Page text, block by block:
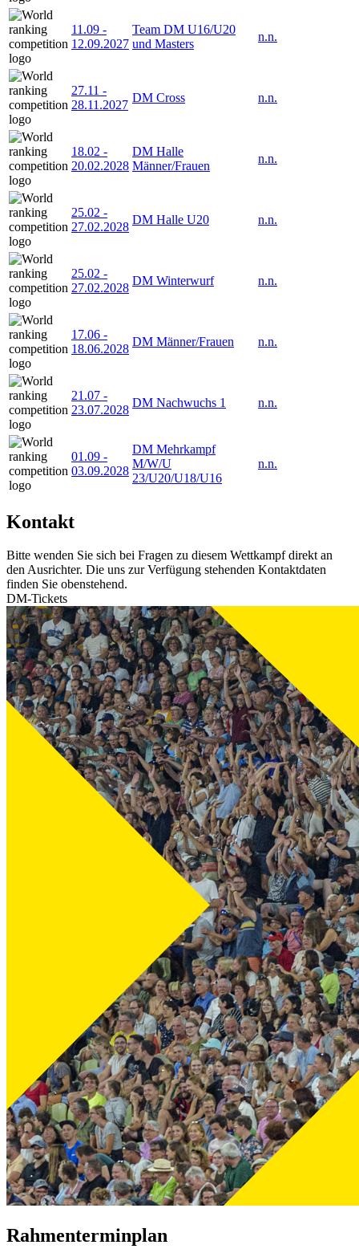
11.09 -
12.09.2027
Team DM U16/U20
und Masters
n.n.
27.11 -
28.11.2027
DM Cross n.n.
18.02 -
20.02.2028
DM Halle
Männer/Frauen
n.n.
25.02 -
27.02.2028
DM Halle U20 n.n.
25.02 -
27.02.2028
DM Winterwurf n.n.
17.06 -
18.06.2028
DM Männer/Frauen n.n.
21.07 -
23.07.2028
DM Nachwuchs 1 n.n.
01.09 -
03.09.2028
DM Mehrkampf
M/W/U
23/U20/U18/U16
n.n.
Kontakt
Bitte wenden Sie sich bei Fragen zu diesem Wettkampf direkt an
den Ausrichter. Die uns zur Verfügung stehenden Kontaktdaten
finden Sie obenstehend.
DM-Tickets
Rahmenterminplan